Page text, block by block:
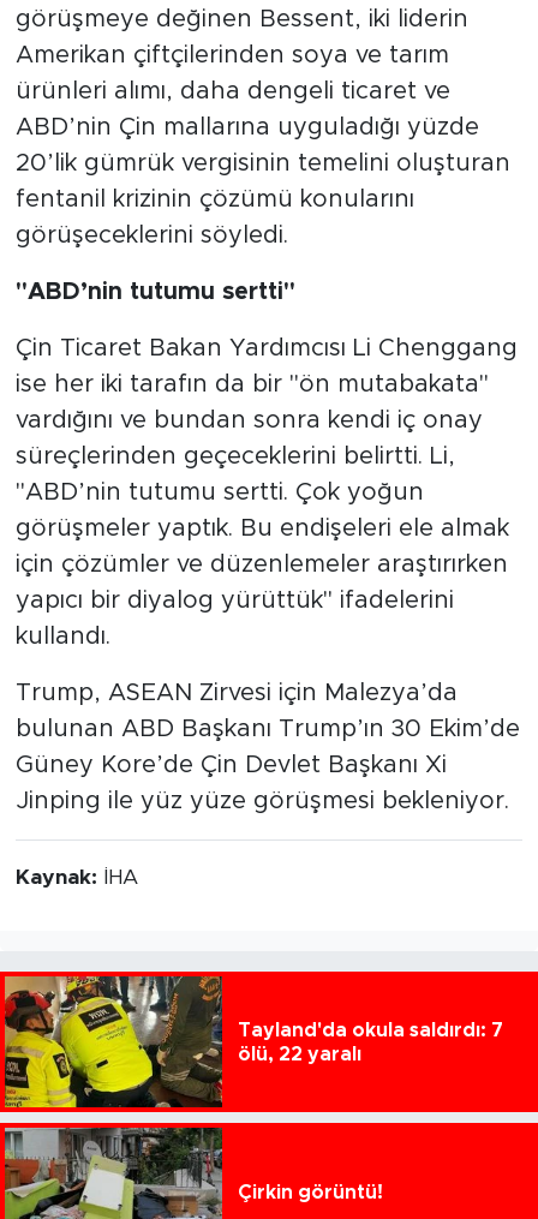
görüşmeye değinen Bessent, iki liderin
Amerikan çiftçilerinden soya ve tarım
ürünleri alımı, daha dengeli ticaret ve
ABD’nin Çin mallarına uyguladığı yüzde
20’lik gümrük vergisinin temelini oluşturan
fentanil krizinin çözümü konularını
görüşeceklerini söyledi.
"ABD’nin tutumu sertti"
Çin Ticaret Bakan Yardımcısı Li Chenggang
ise her iki tarafın da bir "ön mutabakata"
vardığını ve bundan sonra kendi iç onay
süreçlerinden geçeceklerini belirtti. Li,
"ABD’nin tutumu sertti. Çok yoğun
görüşmeler yaptık. Bu endişeleri ele almak
için çözümler ve düzenlemeler araştırırken
yapıcı bir diyalog yürüttük" ifadelerini
kullandı.
Trump, ASEAN Zirvesi için Malezya’da
bulunan ABD Başkanı Trump’ın 30 Ekim’de
Güney Kore’de Çin Devlet Başkanı Xi
Jinping ile yüz yüze görüşmesi bekleniyor.
Kaynak: İHA
Tayland'da okula saldırdı: 7
ölü, 22 yaralı
Çirkin görüntü!